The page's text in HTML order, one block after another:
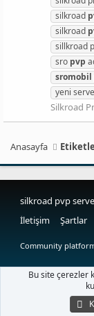
silkroad
silkroad
sillkroad
sro pvp
sromobil
yeni
Silkroad
Anasayfa
silkroad pvp
İletişim
Şartlar
Community
Bu site çerezler